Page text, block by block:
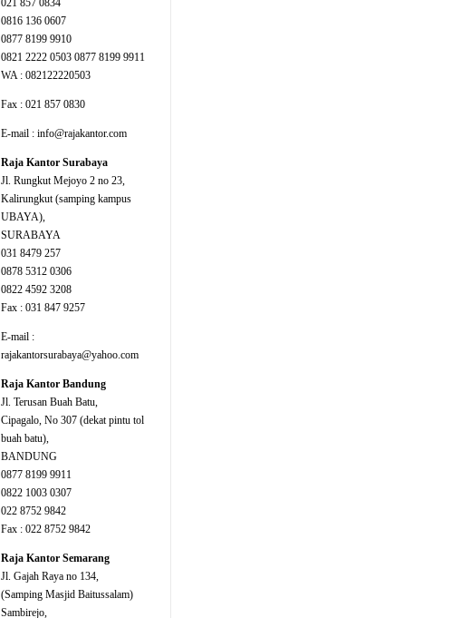
021 857 0834
0816 136 0607
0877 8199 9910
0821 2222 0503 0877 8199 9911
WA : 082122220503
Fax : 021 857 0830
E-mail : info@rajakantor.com
Raja Kantor Surabaya
Jl. Rungkut Mejoyo 2 no 23,
Kalirungkut (samping kampus
UBAYA),
SURABAYA
031 8479 257
0878 5312 0306
0822 4592 3208
Fax : 031 847 9257
E-mail :
rajakantorsurabaya@yahoo.com
Raja Kantor Bandung
Jl. Terusan Buah Batu,
Cipagalo, No 307 (dekat pintu tol
buah batu),
BANDUNG
0877 8199 9911
0822 1003 0307
022 8752 9842
Fax : 022 8752 9842
Raja Kantor Semarang
Jl. Gajah Raya no 134,
(Samping Masjid Baitussalam)
Sambirejo,